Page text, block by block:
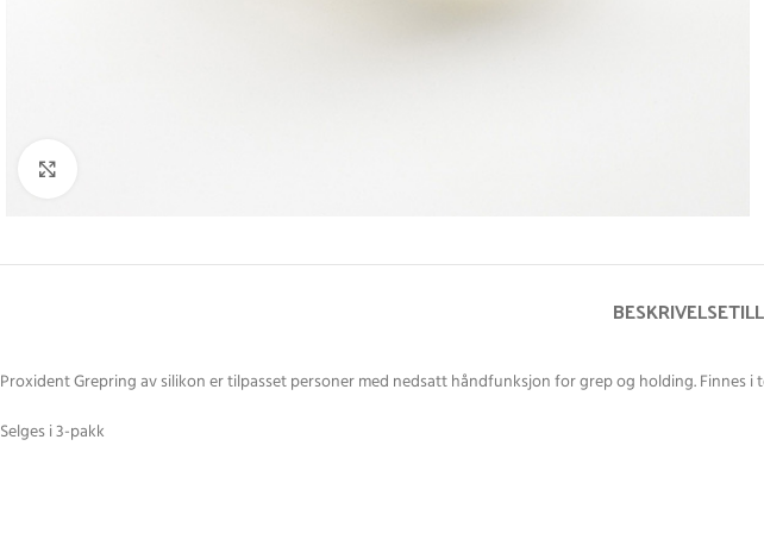
BESKRIVELSE
Proxident Grepring av silikon er tilpasset personer med nedsatt håndfunksjon for grep og holding.
Selges i 3-pakk